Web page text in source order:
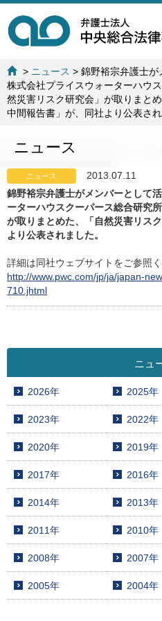
> ニュース >錦野裕宗弁護士が
株式会社プライスウォーターハウ
然災害リスク研究会」が取りまと
中間報告書」が、同社より公表され
ニュース
ニュース
2013.07.11
錦野裕宗弁護士がメンバーとして
ーターハウスクーパース総合研究
が取りまとめた、「自然災害リス
より公表されました。
詳細は同社ウェブサイトをご参照く
http://www.pwc.com/jp/ja/japan-
710.jhtml
ニュ
2026年 2025年
2023年 2022年
2020年 2019年
2017年 2016年
2014年 2013年
2011年 2010年
2008年 2007年
2005年 2004年